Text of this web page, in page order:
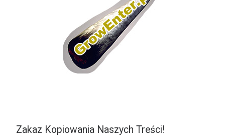
Zakaz Kopiowania Naszych Treści!